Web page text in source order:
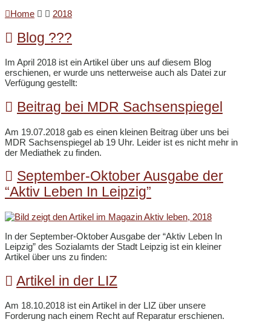
Home
2018
Blog ???
Im April 2018 ist ein Artikel über uns auf diesem Blog
erschienen, er wurde uns netterweise auch als Datei zur
Verfügung gestellt:
Beitrag bei MDR Sachsenspiegel
Am 19.07.2018 gab es einen kleinen Beitrag über uns bei
MDR Sachsenspiegel ab 19 Uhr. Leider ist es nicht mehr in
der Mediathek zu finden.
September-Oktober Ausgabe der
“Aktiv Leben In Leipzig”
In der September-Oktober Ausgabe der “Aktiv Leben In
Leipzig” des Sozialamts der Stadt Leipzig ist ein kleiner
Artikel über uns zu finden:
Artikel in der LIZ
Am 18.10.2018 ist ein Artikel in der LIZ über unsere
Forderung nach einem Recht auf Reparatur erschienen.